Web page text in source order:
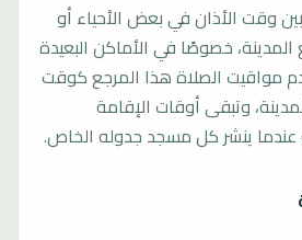
وقت الأذان في بعض الأحياء أو
المدينة، خصوصًا في الأماكن البعيدة
مواقيت الصلاة هذا المرجع كوقت
وتبقى أوقات الإقامة
عندما ينشر كل مسجد جدوله الخاص.